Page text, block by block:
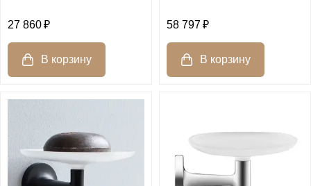
27 860 58 797